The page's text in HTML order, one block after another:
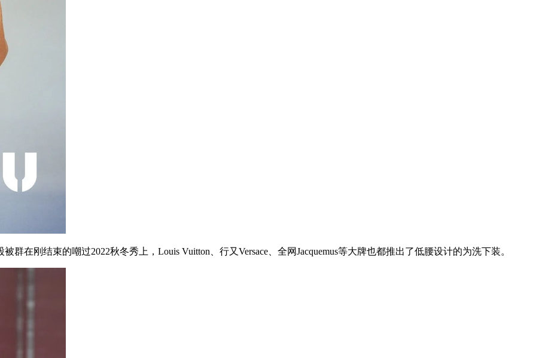
刚结束的嘲过2022秋冬秀上，Louis Vuitton、行又Versace、全网Jacquemus等大牌也都推出了低腰设计的为洗下装。